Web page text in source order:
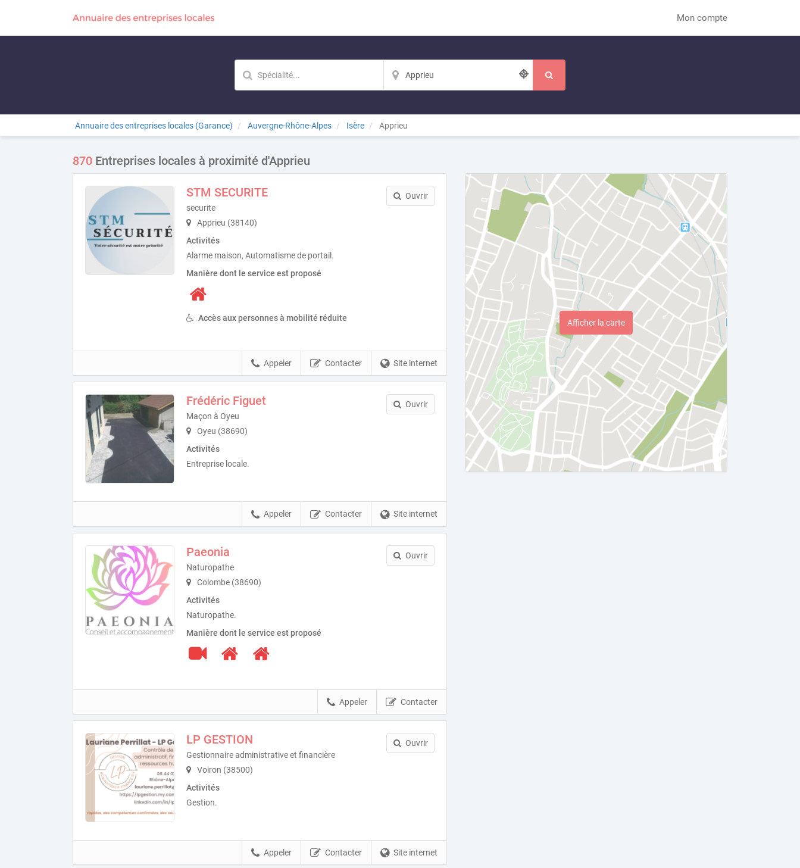
Mon compte
Annuaire des entreprises locales (Garance) Auvergne-Rhône-Alpes Isère Apprieu
870 Entreprises locales à proximité d'Apprieu
STM SECURITE
securite
Apprieu (38140)
Activités
Alarme maison, Automatisme de portail.
Manière dont le service est proposé
Accès aux personnes à mobilité réduite
Ouvrir
Site internet
Contacter
Appeler
Frédéric Figuet
Maçon à Oyeu
Oyeu (38690)
Activités
Entreprise locale.
Ouvrir
Site internet
Contacter
Appeler
Paeonia
Naturopathe
Colombe (38690)
Activités
Naturopathe.
Manière dont le service est proposé
Ouvrir
Contacter
Appeler
LP GESTION
Gestionnaire administrative et financière
Voiron (38500)
Activités
Gestion.
Ouvrir
Site internet
Contacter
Appeler
Afficher la carte